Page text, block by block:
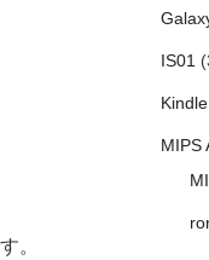
。
IS01
MIPS